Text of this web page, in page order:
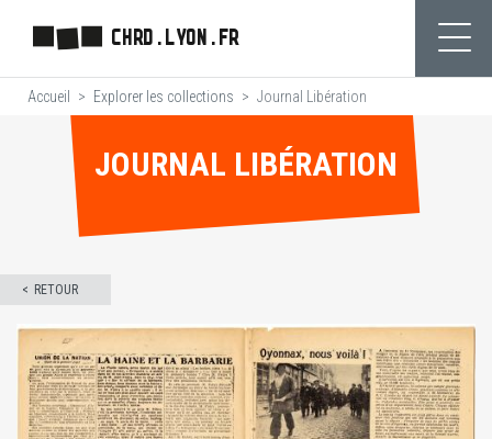
contenu
principal
CHRD.LYON.FR
Accueil Explorer les collections Journal Libération
JOURNAL LIBÉRATION
RETOUR